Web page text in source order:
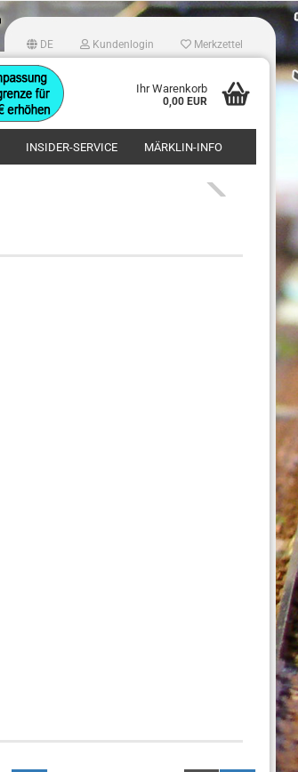
DE Kundenlogin Merkzettel
Ihr Warenkorb
0,00 EUR
INSIDER-SERVICE MÄRKLIN-INFO